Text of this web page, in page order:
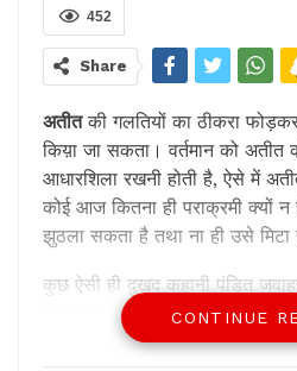
452
Share
अतीतकी गलतियों का ठीकरा
किय़ा जा सकता। वर्तमान को अतीत
आधारशिला रखनी होती है, ऐसे में
कोई आज कितना ही पराक्रमी क्यों न
झुठला सकता है तथा ना ही उसे
कुछ ऐसी ही दुखद कहानी पंडित
लेकर दुहराई जाती रही है। पंडित
कार्यकलापों की खूब चर्चा हुई और
CONTINUE